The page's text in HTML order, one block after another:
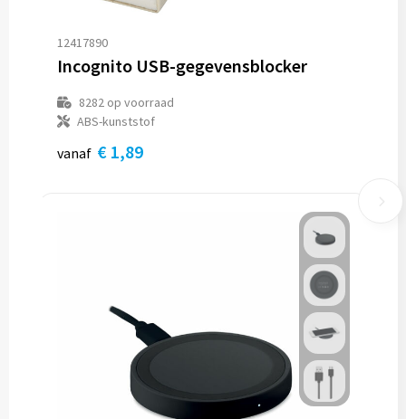
12417890
Incognito USB-gegevensblocker
8282op voorraad
ABS-kunststof
vanaf € 1,89